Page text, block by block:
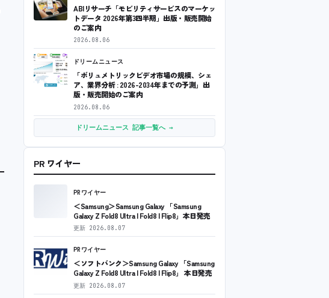
ABIリサーチ「モビリティサービスのマーケッ
トデータ 2026年第3四半期」出版・販売開始
のご案内
2026.08.06
ドリームニュース
「ボリュメトリックビデオ市場の規模、シェ
ア、業界分析 : 2026-2034年までの予測」出
版・販売開始のご案内
2026.08.06
ドリームニュース 記事一覧へ →
PR ワイヤー
PRワイヤー
＜Samsung＞Samsung Galaxy 「Samsung
Galaxy Z Fold8 Ultra | Fold8 | Flip8」本日発売
更新 2026.08.07
PRワイヤー
＜ソフトバンク＞Samsung Galaxy 「Samsung
Galaxy Z Fold8 Ultra | Fold8 | Flip8」 本日発売
更新 2026.08.07